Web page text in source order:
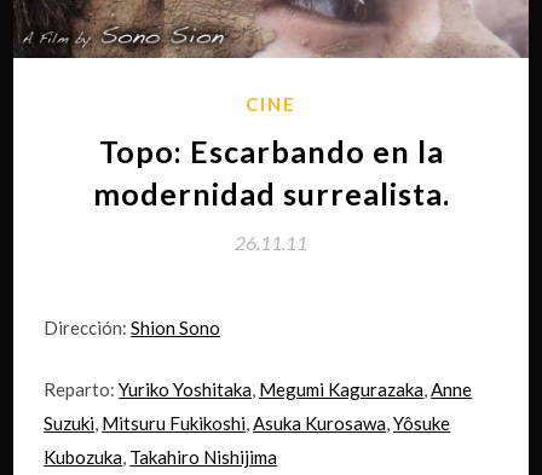
CINE
Topo: Escarbando en la
modernidad surrealista.
26.11.11
Dirección:Shion Sono
Reparto:Yuriko Yoshitaka, Megumi Kagurazaka,Anne
Suzuki, Mitsuru Fukikoshi,Asuka Kurosawa,Yôsuke
Kubozuka, Takahiro Nishijima